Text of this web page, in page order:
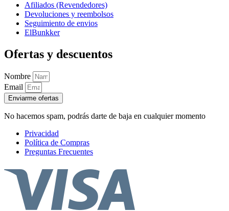
Afiliados (Revendedores)
Devoluciones y reembolsos
Seguimiento de envios
ElBunkker
Ofertas y descuentos
Nombre
Email
Enviarme ofertas
No hacemos spam, podrás darte de baja en cualquier momento
Privacidad
Política de Compras
Preguntas Frecuentes